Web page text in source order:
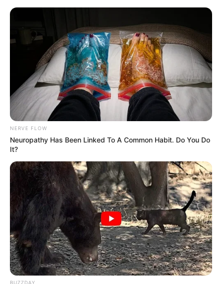
NERVE FLOW
Neuropathy Has Been Linked To A Common Habit. Do You Do
It?
BUZZDAY